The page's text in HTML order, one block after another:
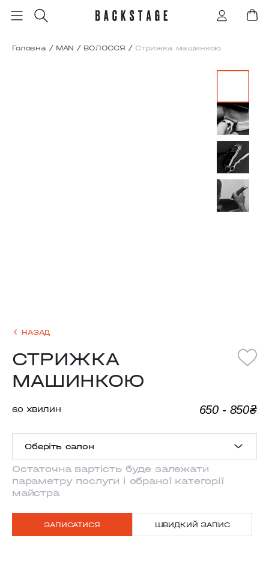
Головна / MAN / ВОЛОССЯ / Стрижка машинкою
НАЗАД
СТРИЖКА
МАШИНКОЮ
60 ХВИЛИН 650 - 850₴
Оберіть салон
ANTONOVYCHA
MYSHUHY
GRAND PRIX
Остаточна вартість буде залежати
параметру послуги і обраної категорії
майстра
ЗАПИСАТИСЯ ШВИДКИЙ ЗАПИС